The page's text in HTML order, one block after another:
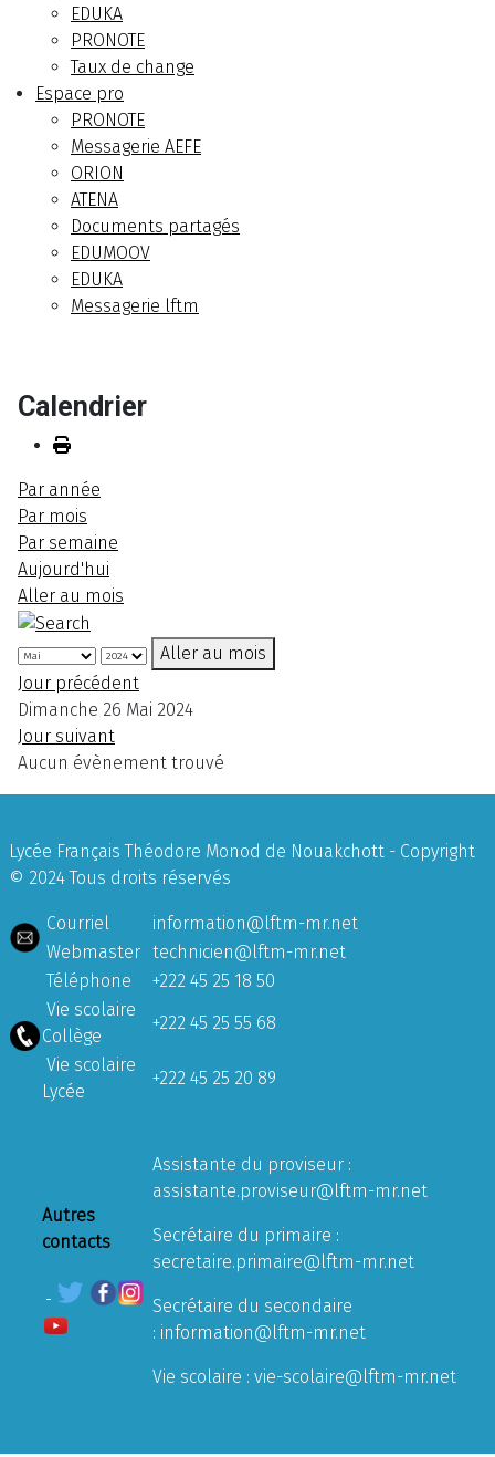
EDUKA
PRONOTE
Taux de change
Espace pro
PRONOTE
Messagerie AEFE
ORION
ATENA
Documents partagés
EDUMOOV
EDUKA
Messagerie lftm
Calendrier
Par année
Par mois
Par semaine
Aujourd'hui
Aller au mois
Aller au mois
Jour précédent
Dimanche 26 Mai 2024
Jour suivant
Aucun évènement trouvé
Lycée Français Théodore Monod de Nouakchott - Copyright
© 2024 Tous droits réservés
Courriel
information@lftm-mr.net
Webmaster technicien@lftm-mr.net
Téléphone
+222 45 25 18 50
Vie scolaire
Collège
+222 45 25 55 68
Vie scolaire
Lycée
+222 45 25 20 89
Autres
contacts
Assistante du proviseur :
assistante.proviseur@lftm-mr.net
Secrétaire du primaire :
secretaire.primaire@lftm-mr.net
Secrétaire du secondaire
: information@lftm-mr.net
Vie scolaire : vie-scolaire@lftm-mr.net